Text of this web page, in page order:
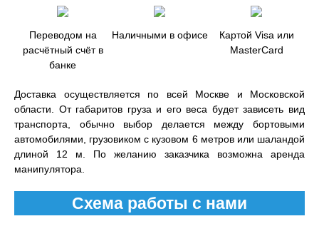
Переводом на
расчётный счёт в
банке
Наличными в офисе
Картой Visa или
MasterCard
Доставка осуществляется по всей Москве и Московской
области. От габаритов груза и его веса будет зависеть вид
транспорта, обычно выбор делается между бортовыми
автомобилями, грузовиком с кузовом 6 метров или шаландой
длиной 12 м. По желанию заказчика возможна аренда
манипулятора.
Схема работы с нами